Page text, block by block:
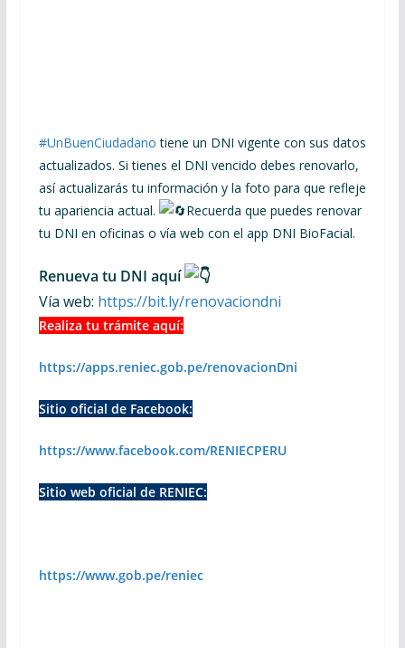
#UnBuenCiudadano tiene un DNI vigente con sus datos
actualizados. Si tienes el DNI vencido debes renovarlo,
así actualizarás tu información y la foto para que refleje
tu apariencia actual.
Recuerda que puedes renovar
tu DNI en oficinas o vía web con el app DNI BioFacial.
Renueva tu DNI aquí
Vía web: https://bit.ly/renovaciondni
Realiza tu trámite aquí:
https://apps.reniec.gob.pe/renovacionDni
Sitio oficial de Facebook:
https://www.facebook.com/RENIECPERU
Sitio web oficial de RENIEC:
https://www.gob.pe/reniec